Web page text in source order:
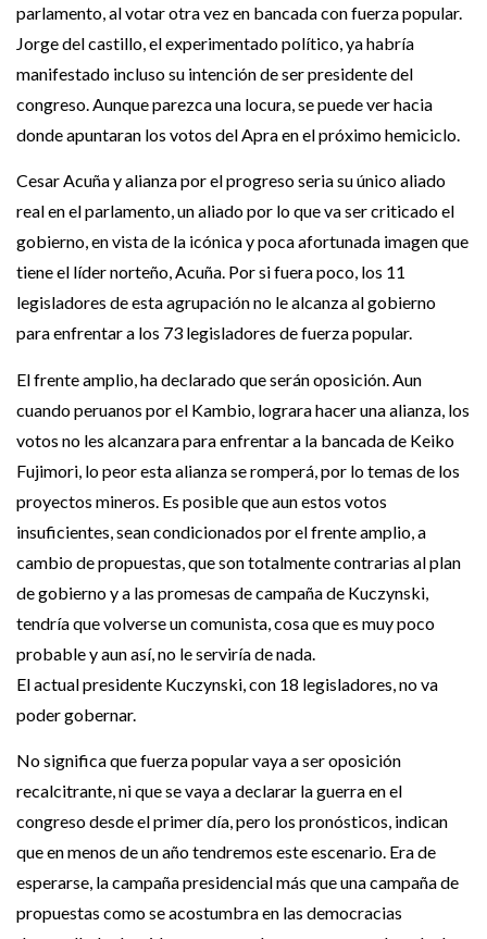
parlamento, al votar otra vez en bancada con fuerza popular.
Jorge del castillo, el experimentado político, ya habría
manifestado incluso su intención de ser presidente del
congreso. Aunque parezca una locura, se puede ver hacia
donde apuntaran los votos del Apra en el próximo hemiciclo.
Cesar Acuña y alianza por el progreso seria su único aliado
real en el parlamento, un aliado por lo que va ser criticado el
gobierno, en vista de la icónica y poca afortunada imagen que
tiene el líder norteño, Acuña. Por si fuera poco, los 11
legisladores de esta agrupación no le alcanza al gobierno
para enfrentar a los 73 legisladores de fuerza popular.
El frente amplio, ha declarado que serán oposición. Aun
cuando peruanos por el Kambio, lograra hacer una alianza, los
votos no les alcanzara para enfrentar a la bancada de Keiko
Fujimori, lo peor esta alianza se romperá, por lo temas de los
proyectos mineros. Es posible que aun estos votos
insuficientes, sean condicionados por el frente amplio, a
cambio de propuestas, que son totalmente contrarias al plan
de gobierno y a las promesas de campaña de Kuczynski,
tendría que volverse un comunista, cosa que es muy poco
probable y aun así, no le serviría de nada.
El actual presidente Kuczynski, con 18 legisladores, no va
poder gobernar.
No significa que fuerza popular vaya a ser oposición
recalcitrante, ni que se vaya a declarar la guerra en el
congreso desde el primer día, pero los pronósticos, indican
que en menos de un año tendremos este escenario. Era de
esperarse, la campaña presidencial más que una campaña de
propuestas como se acostumbra en las democracias